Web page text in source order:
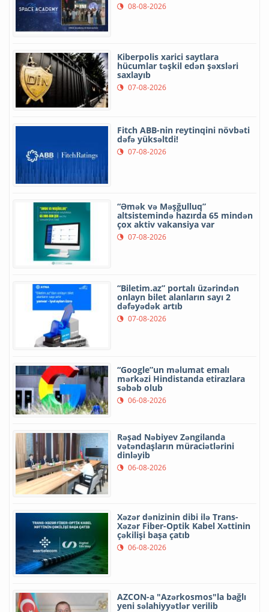
08-08-2026
Kiberpolis xarici saytlara
hücumlar təşkil edən şəxsləri
saxlayıb
07-08-2026
Fitch ABB-nin reytinqini növbəti
dəfə yüksəltdi!
07-08-2026
“Əmək və Məşğulluq”
altsistemində hazırda 65 mindən
çox aktiv vakansiya var
07-08-2026
“Biletim.az” portalı üzərindən
onlayn bilet alanların sayı 2
dəfəyədək artıb
07-08-2026
“Google”un məlumat emalı
mərkəzi Hindistanda etirazlara
səbəb olub
06-08-2026
Rəşad Nəbiyev Zəngilanda
vətəndaşların müraciətlərini
dinləyib
06-08-2026
Xəzər dənizinin dibi ilə Trans-
Xəzər Fiber-Optik Kabel Xəttinin
çəkilişi başa çatıb
06-08-2026
AZCON-a "Azərkosmos"la bağlı
yeni səlahiyyətlər verilib